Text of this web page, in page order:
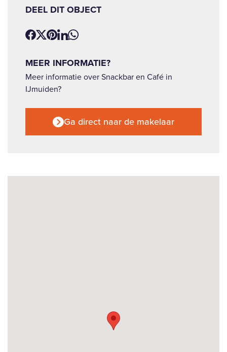
DEEL DIT OBJECT
MEER INFORMATIE?
Meer informatie over Snackbar en Café in
IJmuiden?
Ga direct naar de makelaar